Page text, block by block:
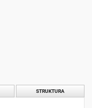
STRUKTURA